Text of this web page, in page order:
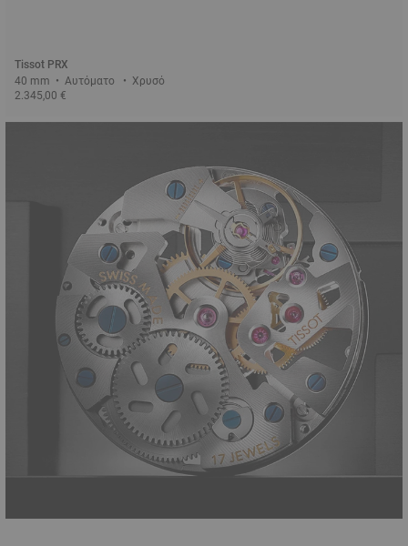
Tissot PRX
40 mm • Αυτόματο • Χρυσό
2.345,00 €